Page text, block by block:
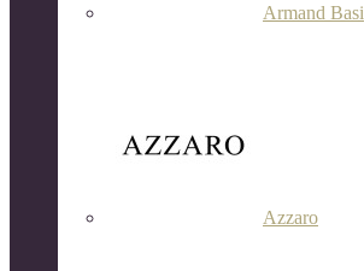
Armand Basi
Azzaro